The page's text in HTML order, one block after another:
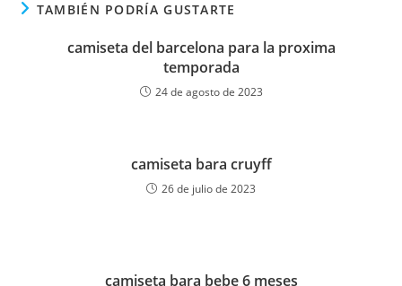
TAMBIÉN PODRÍA GUSTARTE
camiseta del barcelona para la proxima
temporada
24 de agosto de 2023
camiseta bara cruyff
26 de julio de 2023
camiseta bara bebe 6 meses